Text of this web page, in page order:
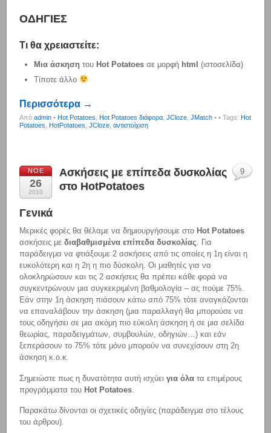
ΟΔΗΓΙΕΣ
Τι θα χρειαστείτε:
Μια άσκηση του Ηot Potatoes σε μορφή html(ιστοσελίδα)
Τίποτε άλλο
Περισσότερα →
Απόadmin • Hot Potatoes ,Hot Potatoes διάφορα ,JCloze ,JMatch • • Tags:Hot
Potatoes ,HotPotatoes ,JCloze ,αντιστοίχιση
ΝΟΈ
26
2010
Ασκήσεις με επίπεδα δυσκολίας
στο HotPotatoes
Γενικά
Μερικές φορές θα θέλαμε να δημιουργήσουμε στο Hot Potatoes
ασκήσεις μεδιαβαθμισμένα επίπεδα δυσκολίας. Για
παράδειγμα να φτιάξουμε 2 ασκήσεις από τις οποίες η 1η είναι η
ευκολότερη και η 2η η πιο δύσκολη. Οι μαθητές για να
ολοκληρώσουν και τις 2 ασκήσεις θα πρέπει κάθε φορά να
συγκεντρώνουν μια συγκεκριμένη βαθμολογία – ας πούμε 75%.
Εάν στην 1η άσκηση πιάσουν κάτω από 75% τότε αναγκάζονται
να επαναλάβουν την άσκηση (μια παραλλαγή θα μπορούσε να
τους οδηγήσει σε μια ακόμη πιο εύκολη άσκηση ή σε μια σελίδα
θεωρίας, παραδειγμάτων, συμβουλών, οδηγιών…) και εάν
ξεπεράσουν το 75% τότε μόνο μπορούν να συνεχίσουν στη 2η
άσκηση κ.ο.κ.
Σημειώστε πως η δυνατότητα αυτή ισχύειγια όλα τα επιμέρους
προγράμματα του Hot Potatoes
Παρακάτω δίνονται οι σχετικές οδηγίες (παράδειγμα στο τέλους
του άρθρου).
9